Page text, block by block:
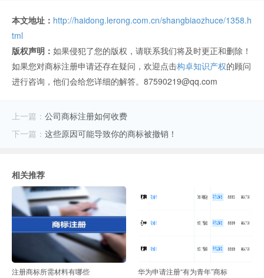
本文地址： http://haidong.lerong.com.cn/shangbiaozhuce/1358.h
tml
版权声明： 如果侵犯了您的版权，请联系我们将及时更正和删除！
如果您对商标注册申请还存在疑问，欢迎点击构卓知识产权的顾问
进行咨询，他们会给您详细的解答。87590219@qq.com
上一篇： 公司商标注册如何收费
下一篇： 这些原因可能导致你的商标被撤销！
相关推荐
注册商标所需材料有哪些 华为申请注册“有为青年”商标